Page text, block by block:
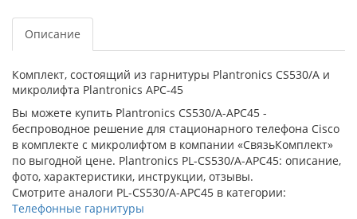
Описание
Комплект, состоящий из гарнитуры Plantronics CS530/A и
микролифта Plantronics АРC-45
Вы можете купить Plantronics CS530/A-APC45 -
беспроводное решение для стационарного телефона Cisco
в комплекте с микролифтом в компании «СвязьКомплект»
по выгодной цене. Plantronics PL-CS530/A-APC45: описание,
фото, характеристики, инструкции, отзывы.
Смотрите аналоги PL-CS530/A-APC45 в категории:
Телефонные гарнитуры